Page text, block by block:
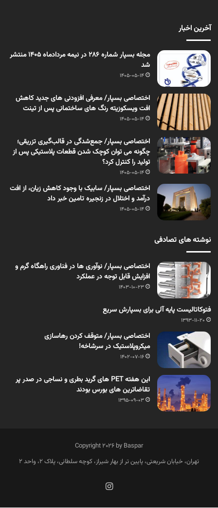
آخرین اخبار
مجله بسپار شماره 286 در نیمه مردادماه 1405 منتشر
شد
1405-05-14
اختصاصی بسپار/ معرفی افزودنی های جدید کاهش
افت ویسکوزیته رنگ های ساختمانی پس از تینت
1405-05-14
اختصاصی بسپار/ جمع‌شدگی در قالب‌گیری تزریقی؛
چگونه می توان کوچک شدن قطعات پلاستیکی پس از
تولید را کنترل کرد؟
1405-05-14
اختصاصی بسپار/ سابیک با وجود کاهش زیان، از افت
درآمد و اختلال در زنجیره تامین خبر داد
1405-05-14
نوشته های تصادفی
اختصاصی بسپار/ نوآوری ها در فناوری‌ راهگاه گرم و
افزایش قابل توجه در عملکرد
1403-10-23
فتوکاتالیست پایه آلی برای بسپارش سریع
1393-11-20
اختصاصی بسپار/ متوقف کردن رهاسازی
میکروپلاستیک در سرشاخه!
1402-07-16
این هفته PET های گرید بطری و نساجی در صدر پر
تقاضاترین های بورس بودند
1395-09-03
Copyright 2026 by Baspar
تهران، خیابان شریعتی، پایین تر از بهار شیراز، کوچه سلطانی، پلاک 2، واحد 2